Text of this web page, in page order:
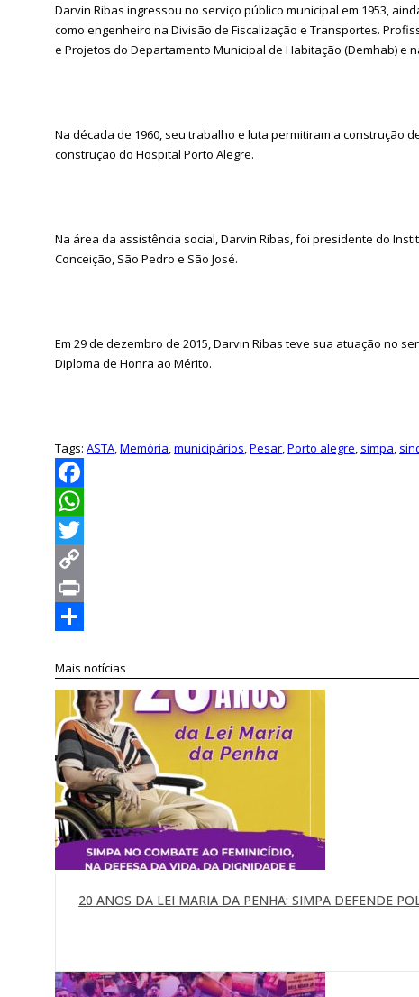
Darvin Ribas ingressou no serviço público municipal em 1953,
como engenheiro na Divisão de Fiscalização e Transportes.
e Projetos do Departamento Municipal de Habitação (Demhab) e
Na década de 1960, seu trabalho e luta permitiram a construção
construção do Hospital Porto Alegre.
Na área da assistência social, Darvin Ribas, foi presidente do
Conceição, São Pedro e São José.
Em 29 de dezembro de 2015, Darvin Ribas teve sua atuação no
Diploma de Honra ao Mérito.
Tags:ASTA,Memória,municipários,Pesar,Porto alegre, simpa,
Facebook
WhatsApp
Twitter
Copy
Link
Print
Mais notícias
20 ANOS DA LEI MARIA DA PENHA: SIMPA DEFENDE